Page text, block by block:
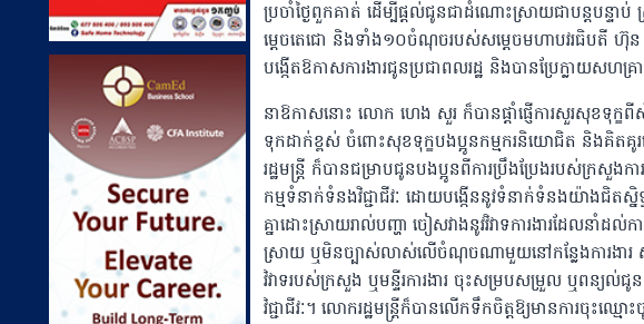
ប្រចាំថ្ងៃពួកគាត់ ដើម្បីផ្តល់ជូនជាដំណោះស្រាយជាបន្តប
ម្តេចតេជោ និងទាំង១០ចំណុចរបស់សម្ដេចមហាបវរធិបតី ហ៊ុន
បង្កើតឱកាសការងារជូនប្រជាពលរដ្ឋ និងបានប្រែក្លាយ
នាឱកាសនោះ លោក ហេង សួរ ក៏បានផ្តាំផ្ញើការសួរសុខទុ
ទុកដាក់ខ្ពស់ ចំពោះសុខទុក្ខបងប្អូនកម្មករនិយោជិត និងគិតគូរ
រដ្ឋមន្រ្តី ក៏បានជម្រាបជូនបងប្អូនពីការប្រឹងប្រែងរបស់ក្រសួង
កម្មទំនាក់ទំនងវិជ្ជាជីវៈ ដោយបង្កើននូវទំនាក់ទំនងយ៉ាងជិតស្
គ្នាដោះស្រាយរាល់បញ្ហា ចៀសវាងនូវវិវាទការងារដែលនាំដ
ស្រាយ ឬមិនច្បាស់លាស់លើចំណុចណាមួយនៅកន្លែងការងារ សូ
វិវាទរបស់ក្រសួង ឬមន្ទីរការងារ ចុះសម្របសម្រួល ឬពន្យ
វិជ្ជាជីវៈ។ លោករដ្ឋមន្រ្តីក៏បានលើកទឹកចិត្តឱ្យមានការចុះឈ្